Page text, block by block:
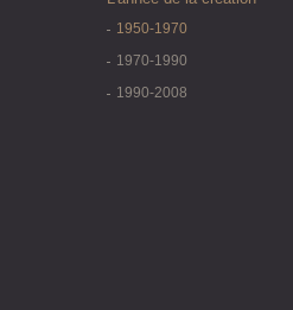
1950-1970
1970-1990
1990-2008